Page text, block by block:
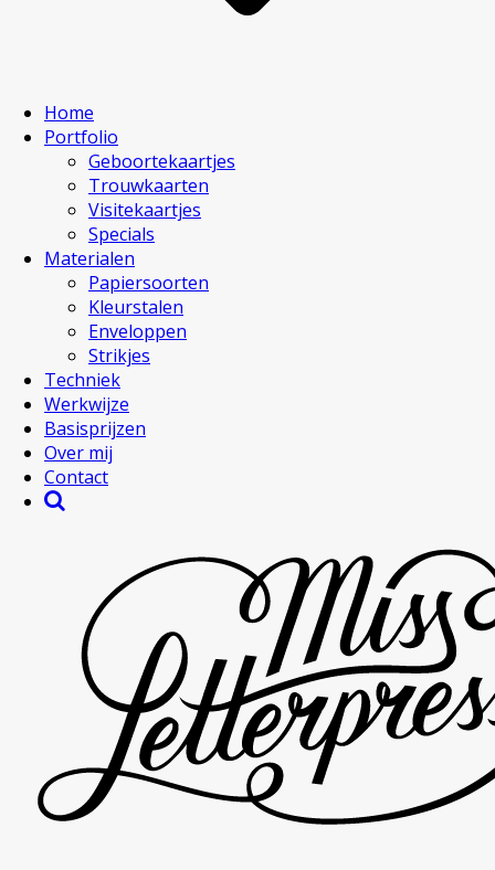
Home
Portfolio
Geboortekaartjes
Trouwkaarten
Visitekaartjes
Specials
Materialen
Papiersoorten
Kleurstalen
Enveloppen
Strikjes
Techniek
Werkwijze
Basisprijzen
Over mij
Contact